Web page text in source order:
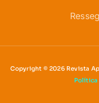
Copyright © 2026 Revista
Política